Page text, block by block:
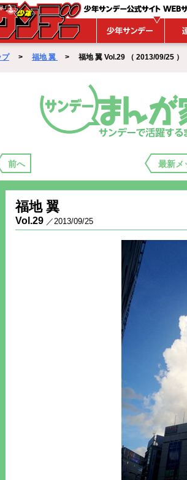
サンデー
プ> 福地 翼 > 福地 翼 Vol.29 （ 2013/09/25 ）
前へ 最新メ
福地 翼
Vol.29 ／2013/09/25